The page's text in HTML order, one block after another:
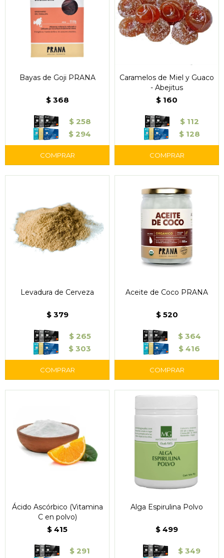
Bayas de Goji PRANA
$ 368
$ 258
$ 294
Caramelos de Miel y Guaco
- Abejitus
$ 160
$ 112
$ 128
Levadura de Cerveza
$ 379
$ 265
$ 303
Aceite de Coco PRANA
$ 520
$ 364
$ 416
Ácido Ascórbico (Vitamina
C en polvo)
$ 415
$ 291
Alga Espirulina Polvo
$ 499
$ 349